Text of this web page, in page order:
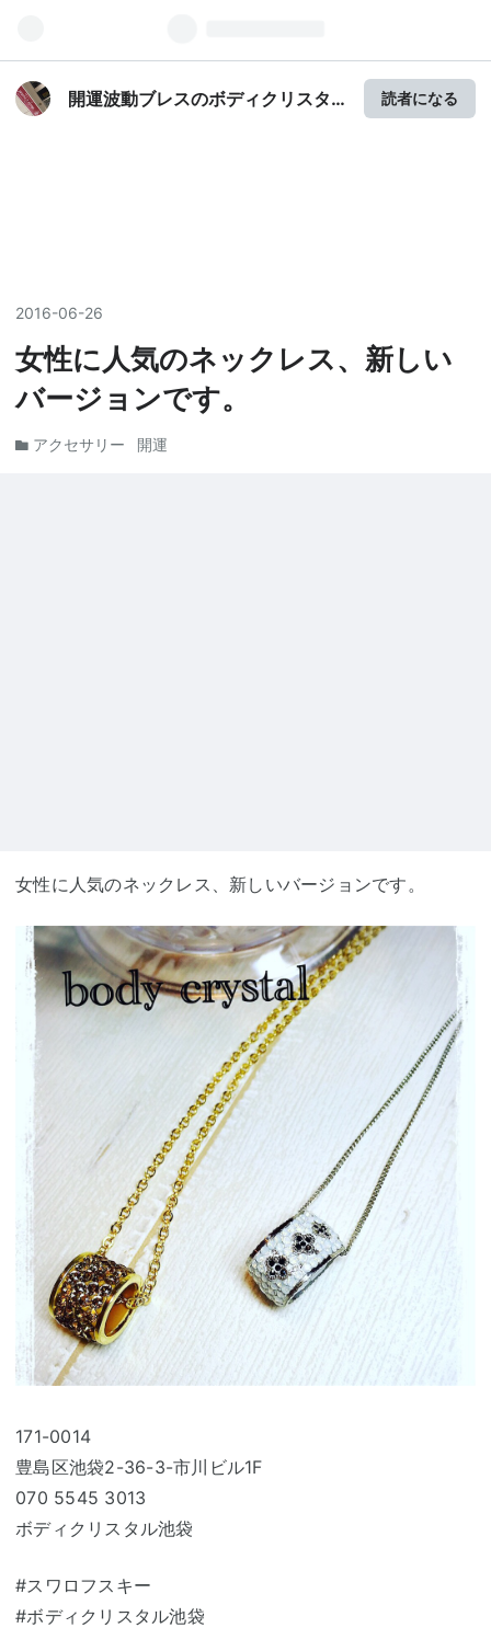
開運波動ブレスのボディクリスタ
読者になる
2016-06-26
女性に人気のネックレス、新しい
バージョンです。
アクセサリー 開運
女性に人気のネックレス、新しいバージョンです。
171-0014
豊島区池袋2-36-3-市川ビル1F
070 5545 3013
ボディクリスタル池袋
#スワロフスキー
#ボディクリスタル池袋